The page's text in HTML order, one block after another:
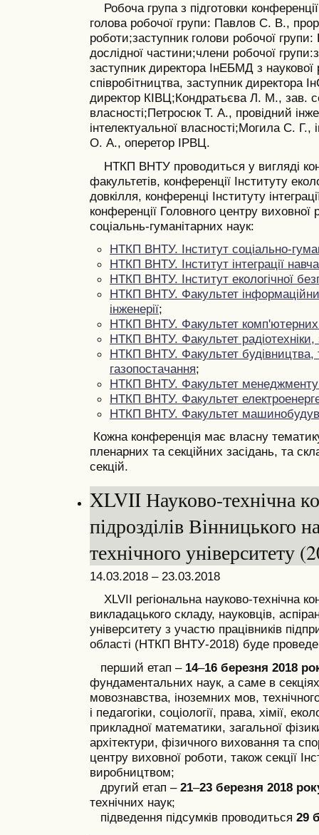
Робоча група з підготовки
голова робочої групи: Павлов С. В.,
роботи;заступник голови робочої
дослідної частини;члени робочої групи:
заступник директора ІнЕБМД з наукової
співробітництва, заступник директора
директор КІВЦ;Кондратьєва Л. М., зав.
власності;Петросюк Т. А., провідний
інтелектуальної власності;Могила С. Г.,
О. А., оперетор ІРВЦ.
НТКП ВНТУ проводиться у вигляді
факультетів, конференції Інституту
довкілля, конференці Інституту
конференції Головного центру виховної
соціальнь-гуманітарних наук:
НТКП ВНТУ. Інститут соціально-
НТКП ВНТУ. Інститут інтеграції
НТКП ВНТУ. Інститут екологічної
НТКП ВНТУ. Факультет
інженерії;
НТКП ВНТУ. Факультет
НТКП ВНТУ. Факультет
НТКП ВНТУ. Факультет будівництва,
газопостачання;
НТКП ВНТУ. Факультет менеджменту
НТКП ВНТУ. Факультет
НТКП ВНТУ. Факультет
Кожна конференція має власну
пленарних та секційних засідань, та
секцій.
XLVII Науково-технічна
підрозділів Вінницького
технічного університету
14.03.2018 – 23.03.2018
ХLVII регіональна науково-технічна
викладацького складу, науковців,
університету з участю працівників
області (НТКП ВНТУ-2018) буде
перший етап – 14–16 березня 2018
фундаментальних наук, а саме в секціях
мовознавства, іноземних мов,
і педагогіки, соціології, права, хімії,
прикладної математики, загальної
архітектури, фізичного виховання та
центру виховної роботи, також секції
виробництвом;
другий етап – 21–23 березня 2018
технічних наук;
підведення підсумків проводиться 29